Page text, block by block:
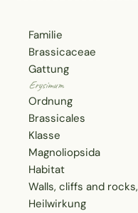
Familie
Brassicaceae
Gattung
Erysimum
Ordnung
Brassicales
Klasse
Magnoliopsida
Habitat
Walls, cliffs and
Heilwirkung